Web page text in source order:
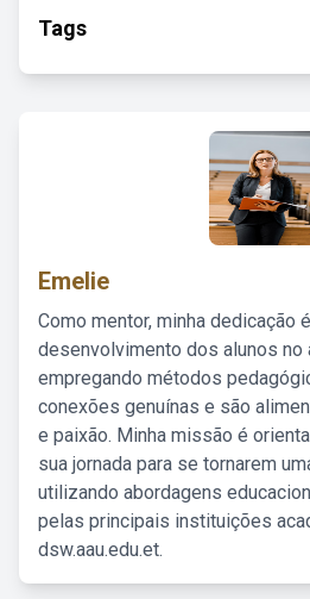
Tags
Emelie
Como mentor, minha dedicação
desenvolvimento dos alunos no
empregando métodos
conexões genuínas e são
e paixão. Minha missão é
sua jornada para se tornarem
utilizando abordagens
pelas principais instituições
dsw.aau.edu.et.